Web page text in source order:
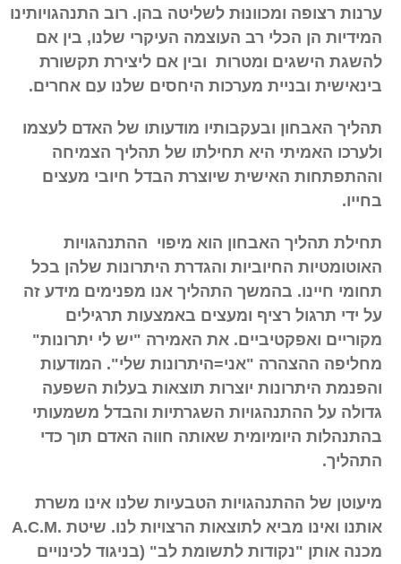
ערנות רצופה ומכוונוּת לשליטה בהן. רוב התנהגויותינו
המידיות הן הכלי רב העוצמה העיקרי שלנו, בין אם
להשגת הישגים ומטרות ובין אם ליצירת תקשורת
בינאישית ובניית מערכות היחסים שלנו עם אחרים.
תהליך האבחון ובעקבותיו מודעותו של האדם לעצמו
ולערכו האמיתי היא תחילתו של תהליך הצמיחה
וההתפתחות האישית שיוצרת הבדל חיובי מעצים
בחייו.
תחילת תהליך האבחון הוא מיפוי ההתנהגויות
האוטומטיות החיוביות והגדרת היתרונות שלהן בכל
תחומי חיינו. בהמשך התהליך אנו מפנימים מידע זה
על ידי תרגול רציף ומעצים באמצעות תרגילים
מקוריים ואפקטיביים. את האמירה "יש לי יתרונות"
מחליפה ההצהרה "אני=היתרונות שלי". המודעות
והפנמת היתרונות יוצרות תוצאות בעלות השפעה
גדולה על ההתנהגויות השגרתיות והבדל משמעותי
בהתנהלות היומיומית שאותה חווה האדם תוך כדי
התהליך.
מיעוטן של ההתנהגויות הטבעיות שלנו אינו משרת
אותנו ואינו מביא לתוצאות הרצויות לנו. שיטת .A.C.M
מכנה אותן "נקודות לתשומת לב" (בניגוד לכינויים